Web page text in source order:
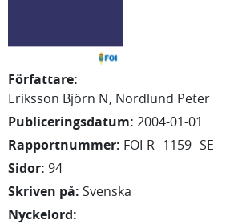
Författare:
Eriksson Björn N Nordlund Peter
Publiceringsdatum: 2004-01-01
Rapportnummer: FOI-R--1159--SE
Sidor: 94
Skriven på: Svenska
Nyckelord: